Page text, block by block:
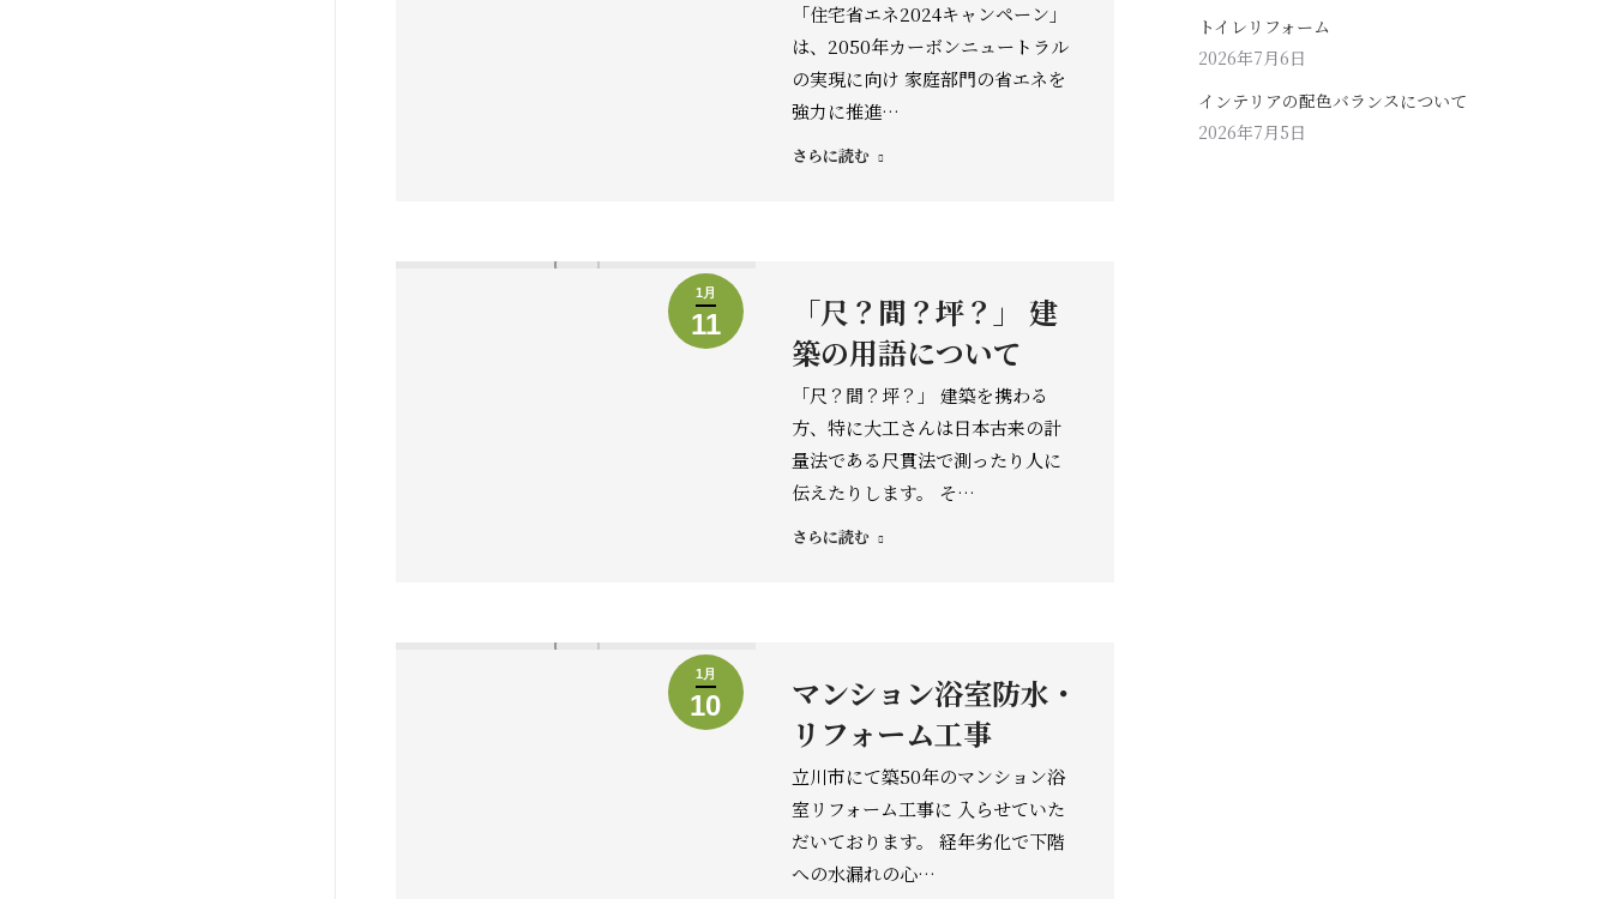
「住宅省エネ2024キャンペーン」
は、2050年カーボンニュートラル
の実現に向け 家庭部門の省エネを
強力に推進…
さらに読む
1月
11
「尺？間？坪？」 建
築の用語について
「尺？間？坪？」 建築を携わる
方、特に大工さんは日本古来の計
量法である尺貫法で測ったり人に
伝えたりします。 そ…
さらに読む
1月
10
マンション浴室防水・
リフォーム工事
立川市にて築50年のマンション浴
室リフォーム工事に 入らせていた
だいております。 経年劣化で下階
への水漏れの心…
トイレリフォーム
2026年7月6日
インテリアの配色バランスについて
2026年7月5日